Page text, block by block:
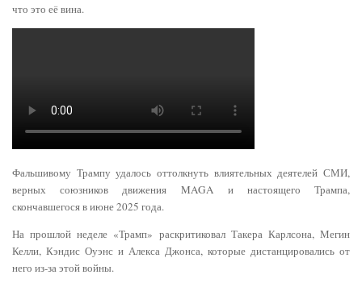
что это её вина.
Фальшивому Трампу удалось оттолкнуть влиятельных деятелей СМИ,
верных союзников движения MAGA и настоящего Трампа,
скончавшегося в июне 2025 года.
На прошлой неделе «Трамп» раскритиковал Такера Карлсона, Мегин
Келли, Кэндис Оуэнс и Алекса Джонса, которые дистанцировались от
него из-за этой войны.